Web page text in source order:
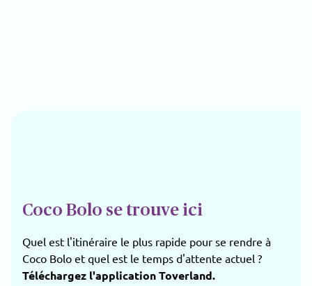
Coco Bolo se trouve ici
Quel est l'itinéraire le plus rapide pour se rendre à
Coco Bolo et quel est le temps d'attente actuel ?
Téléchargez l'application Toverland.